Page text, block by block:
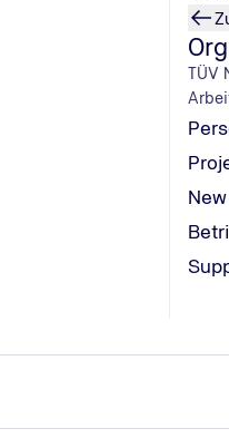
TÜV
Zu
ist der Schaden, wenn
ist die Wahrscheinlichkeit,
„mittel“, „hoch“ und